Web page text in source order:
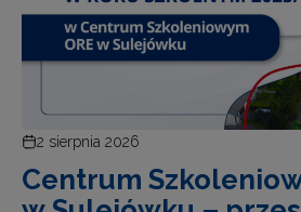
2 sierpnia 2026
Centrum